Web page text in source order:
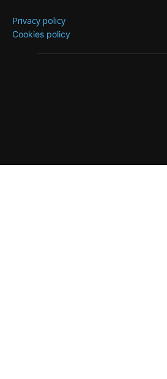
Privacy policy
Cookies policy